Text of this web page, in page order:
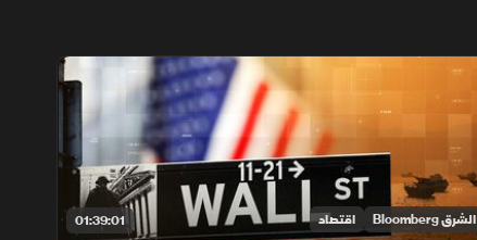
01:39:01 الشرق Bloomberg اقتصاد